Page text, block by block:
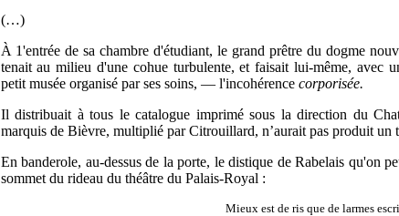
(…)
À 1'entrée de sa chambre d'étudiant, le grand prêtre du dogme
tenait au milieu d'une cohue turbulente, et faisait lui-même, avec
petit musée organisé par ses soins, — l'incohérencecorporisée.
Il distribuait à tous le catalogue imprimé sous la direction du
marquis de Bièvre, multiplié par Citrouillard, n’aurait pas produit un
En banderole, au-dessus de la porte, le distique de Rabelais qu'on
sommet du rideau du théâtre du Palais‑Royal :
Mieux est de ris que de larmes